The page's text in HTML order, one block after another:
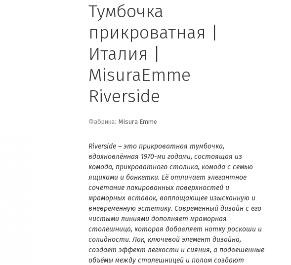
Тумбочка
прикроватная |
Италия |
MisuraEmme
Riverside
Фабрика: Misura Emme
Riverside – это прикроватная тумбочка,
вдохновлённая 1970-ми годами, состоящая из
комода, прикроватного столика, комода с семью
ящиками и банкетки. Её отличает элегантное
сочетание лакированных поверхностей и
мраморных вставок, воплощающее изысканную и
вневременную эстетику. Современный дизайн с его
чистыми линиями дополняет мраморная
столешница, которая добавляет нотку роскоши и
солидности. Лак, ключевой элемент дизайна,
создаёт эффект лёгкости и сияния, а подвешенные
объёмы между столешницей и полом создают